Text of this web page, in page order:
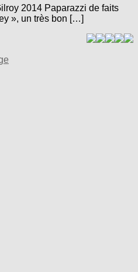
2014 Paparazzi de faits
», un très bon […]